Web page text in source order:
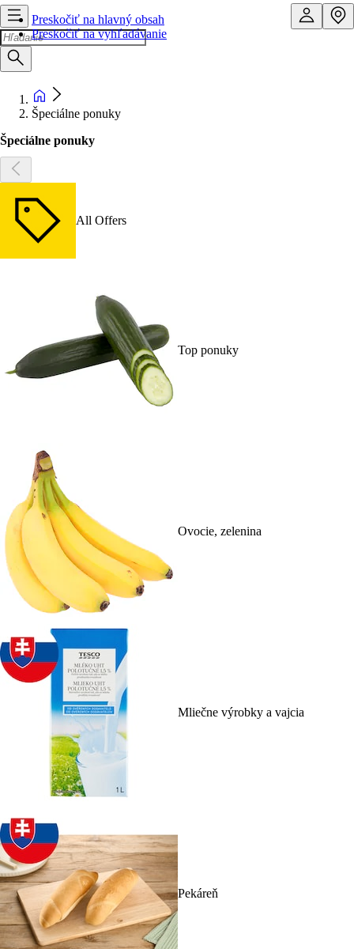
Preskočiť na hlavný obsah
Preskočiť na vyhľadávanie
Špeciálne ponuky
Špeciálne ponuky
All Offers
Top ponuky
Ovocie, zelenina
Mliečne výrobky a vajcia
Pekáreň